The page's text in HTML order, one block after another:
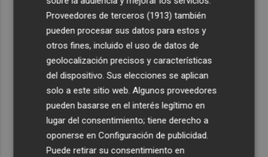
Castelló apuesta por convertir el eclipse en un referente
científico: recibirá a un gran equipo de expertos
El Villarreal anuncia a sus seis capitanes: Gerard
Moreno, Foyth, Comesaña, Ayoze, Cardona y Logan
Costa
Proveedores de terceros (1913) también
pueden procesar sus datos para estos y
otros fines, incluido el uso de datos de
geolocalización precisos y características
del dispositivo. Sus elecciones se aplican
solo a este sitio web. Algunos proveedores
pueden basarse en el interés legítimo en
lugar del consentimiento; tiene derecho a
oponerse enConfiguración de publicidad.
Puede retirar su consentimiento en